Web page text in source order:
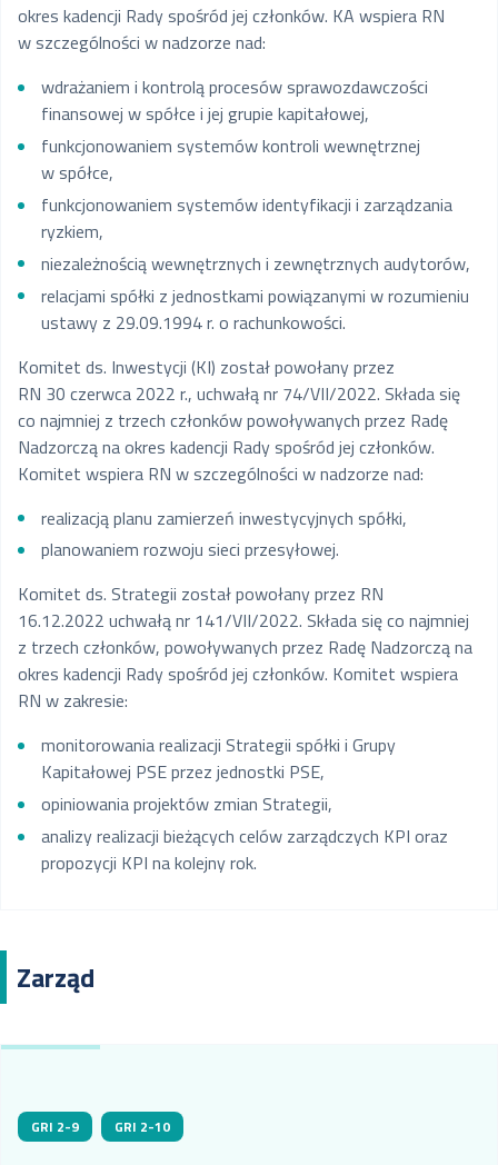
Marcin Czupryna
- Wiceprzewodniczący RN
Paulina Mielcarek – Sekretarz
RN
Ksenia Ludwiniak - Członek RN
Tadeusz Skobel – Członek RN
Michał Wierzchowski - Członek
RN
Magdalena Przybysz - Członek
RN
Konrad Fischer - Członek RN
Przemysław Humięcki
od 1 marca
Paweł Łatacz
- Przewodniczący RN
- Wiceprzewodniczący RN
Paulina Mielcarek – Sekretarz
Ksenia Ludwiniak - Członek RN
Tadeusz Skobel – Członek RN
Michał Wierzchowski - Członek
RN
Magdalena Przybysz - Członek
RN
Konrad Fischer - Członek RN
Przemysław Humięcki
- Członek RN
od 1 kwietnia
- Przewodniczący RN
- Wiceprzewodniczący RN
Ksenia Ludwiniak - Członek RN
okres kadencji Rady spośród jej członków. KA wspiera RN
w szczególności w nadzorze nad:
wdrażaniem i kontrolą procesów sprawozdawczości
finansowej w spółce i jej grupie kapitałowej,
funkcjonowaniem systemów kontroli wewnętrznej
w spółce,
funkcjonowaniem systemów identyfikacji i zarządzania
ryzkiem,
niezależnością wewnętrznych i zewnętrznych audytorów,
relacjami spółki z jednostkami powiązanymi w rozumieniu
ustawy z 29.09.1994 r. o rachunkowości.
Komitet ds. Inwestycji (KI) został powołany przez
RN 30 czerwca 2022 r., uchwałą nr 74/VII/2022. Składa się
co najmniej z trzech członków powoływanych przez Radę
Nadzorczą na okres kadencji Rady spośród jej członków.
Komitet wspiera RN w szczególności w nadzorze nad:
realizacją planu zamierzeń inwestycyjnych spółki,
planowaniem rozwoju sieci przesyłowej.
Komitet ds. Strategii został powołany przez RN
16.12.2022 uchwałą nr 141/VII/2022. Składa się co najmniej
z trzech członków, powoływanych przez Radę Nadzorczą na
okres kadencji Rady spośród jej członków. Komitet wspiera
RN w zakresie:
monitorowania realizacji Strategii spółki i Grupy
Kapitałowej PSE przez jednostki PSE,
opiniowania projektów zmian Strategii,
analizy realizacji bieżących celów zarządczych KPI oraz
propozycji KPI na kolejny rok.
Zarząd
GRI 2-9 GRI 2-10